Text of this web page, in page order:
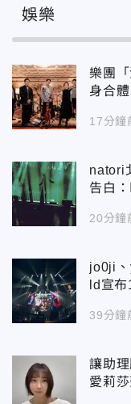
娛樂
樂團
身合
17分鐘
natori
告白
20分鐘
jo0ji
ld宣
39分鐘
讓助
愛莉